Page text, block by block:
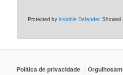
Protected by Invisible Defender. Showed
Polí­tica de privacidade